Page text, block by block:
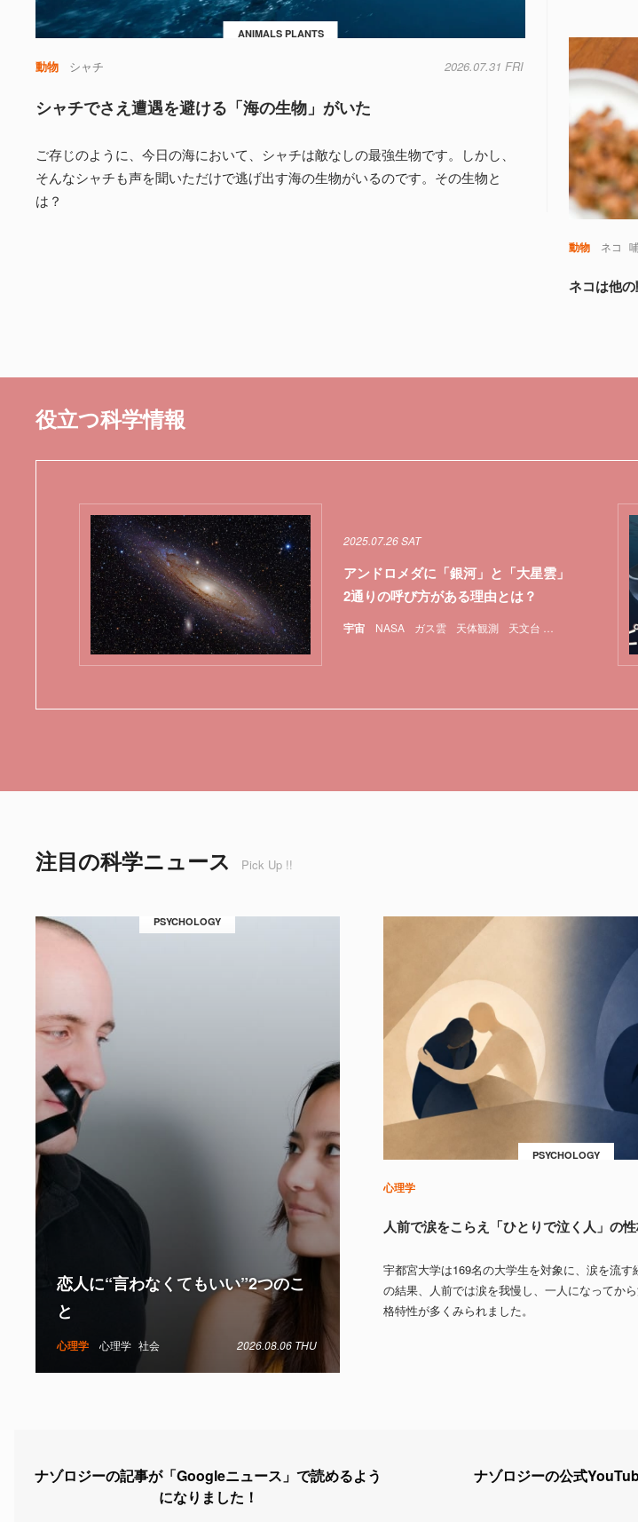
ANIMALS PLANTS
動物 シャチ 2026.07.31 FRI
シャチでさえ遭遇を避ける「海の生物」がいた
ご存じのように、今日の海において、シャチは敵なしの最強生物です。しかし、
そんなシャチも声を聞いただけで逃げ出す海の生物がいるのです。その生物と
は？
動物 ネコ
ネコは他
役立つ科学情報
宇宙 NASA ガス雲 天体観測 天文台
2025.07.26 SAT
アンドロメダに「銀河」と「大星雲」
2通りの呼び方がある理由とは？
注目の科学ニュース Pick Up !!
PSYCHOLOGY
心理学 心理学 社会 2026.08.06 THU
恋人に“言わなくてもいい”2つのこ
と
PSYCHOLOGY
心理学
人前で涙をこらえ「ひとりで泣く人」の
宇都宮大学は169名の大学生を対象に、涙を流す
の結果、人前では涙を我慢し、一人になってか
格特性が多くみられました。
ナゾロジーの記事が「Googleニュース」で読めるよう
になりました！
ナゾロジーの公式